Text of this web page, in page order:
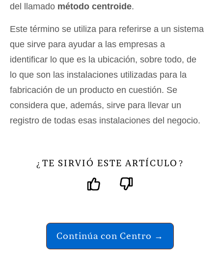
del llamado método centroide.
Este término se utiliza para referirse a un sistema
que sirve para ayudar a las empresas a
identificar lo que es la ubicación, sobre todo, de
lo que son las instalaciones utilizadas para la
fabricación de un producto en cuestión. Se
considera que, además, sirve para llevar un
registro de todas esas instalaciones del negocio.
¿ TE SIRVIÓ ESTE ARTÍCULO ?
Continúa con Centro →